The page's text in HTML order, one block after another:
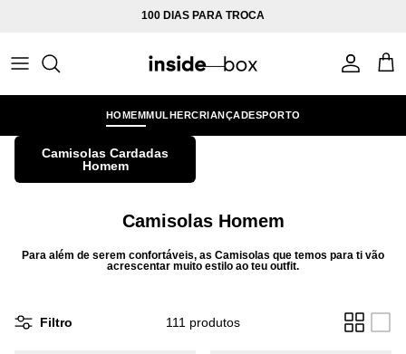
100 DIAS PARA TROCA
Conta
HOMEMMULHERCRIANÇADESPORTO
Camisolas Cardadas
Homem
Camisolas Homem
Para além de serem confortáveis, as Camisolas que temos para ti vão
acrescentar muito estilo ao teu outfit.
Filtro 111 produtos